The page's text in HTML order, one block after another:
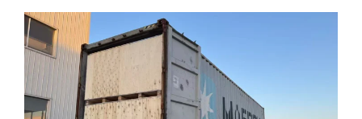
Project